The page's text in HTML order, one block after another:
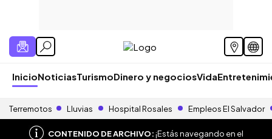
InicioNoticiasTurismoDinero y negociosVida
Terremotos Lluvias Hospital Rosales Empleos El Salvador
CONTENIDO DE ARCHIVO:¡Estás navegando en el